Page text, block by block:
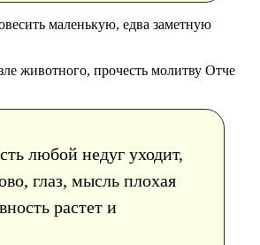
маленькую, едва заметную
животного, прочесть молитву Отче
любой недуг уходит,
глаз, мысль плохая
растет и